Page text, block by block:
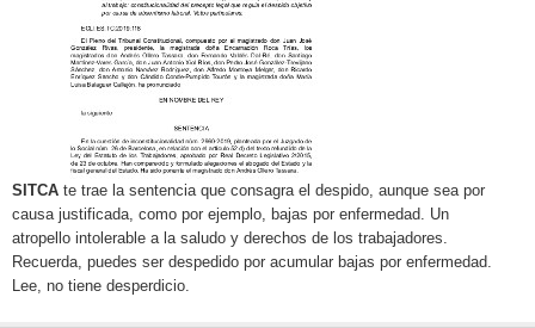
SITCA te trae la sentencia que consagra el despido, aunque sea por
causa justificada, como por ejemplo, bajas por enfermedad. Un
atropello intolerable a la saludo y derechos de los trabajadores.
Recuerda, puedes ser despedido por acumular bajas por enfermedad.
Lee, no tiene desperdicio.